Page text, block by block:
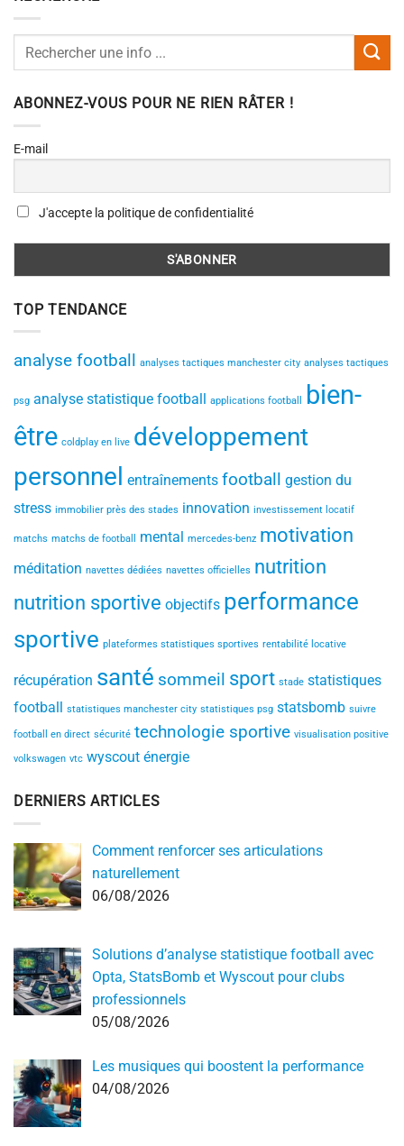
ABONNEZ-VOUS POUR NE RIEN RÂTER !
E-mail
J'accepte la politique de confidentialité
TOP TENDANCE
analyse football analyses tactiques manchester city analyses tactiques
psg analyse statistique football applications football
bien-
être coldplay en live développement
personnel
entraînements football gestion du
stress immobilier près des stades innovation investissement locatif
matchs matchs de football mental mercedes-benz motivation
méditation navettes dédiées navettes officielles nutrition
nutrition sportive objectifs performance
sportive plateformes statistiques sportives rentabilité locative
récupération santé sommeil sport stade statistiques
football statistiques manchester city statistiques psg statsbomb suivre
football en direct sécurité technologie sportive visualisation positive
volkswagen vtc wyscout énergie
DERNIERS ARTICLES
Comment renforcer ses articulations
naturellement
06/08/2026
Solutions d’analyse statistique football avec
Opta, StatsBomb et Wyscout pour clubs
professionnels
05/08/2026
Les musiques qui boostent la performance
04/08/2026